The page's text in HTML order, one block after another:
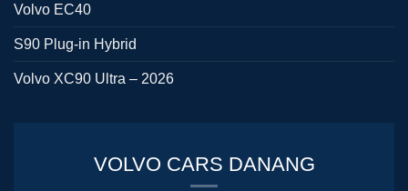
Volvo EC40
S90 Plug-in Hybrid
Volvo XC90 Ultra – 2026
VOLVO CARS DANANG